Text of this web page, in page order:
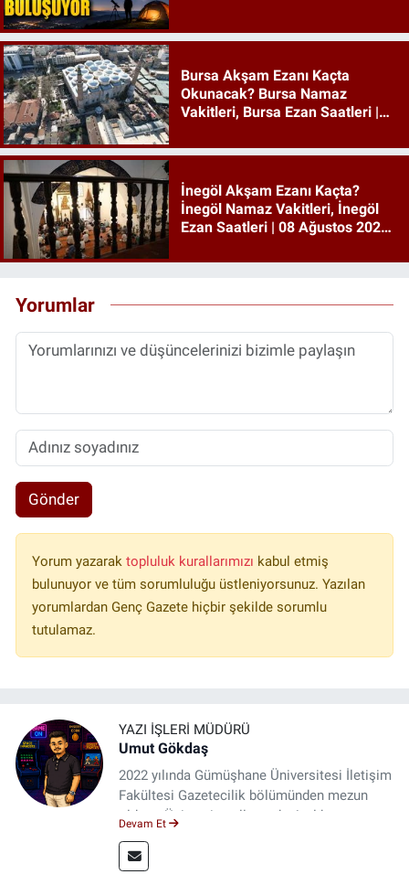
Bursa Akşam Ezanı Kaçta
Okunacak? Bursa Namaz
Vakitleri, Bursa Ezan Saatleri |
İnegöl Akşam Ezanı Kaçta?
İnegöl Namaz Vakitleri, İnegöl
Ezan Saatleri | 08 Ağustos 2026
Yorumlar
Gönder
Yorum yazarak topluluk kurallarımızı kabul etmiş
bulunuyor ve tüm sorumluluğu üstleniyorsunuz. Yazılan
yorumlardan Genç Gazete hiçbir şekilde sorumlu
tutulamaz.
YAZI İŞLERI MÜDÜRÜ
Umut Gökdaş
2022 yılında Gümüşhane Üniversitesi İletişim
Fakültesi Gazetecilik bölümünden mezun
oldum. Üniversite yıllarımda 4 yıl boyunca
saha deneyimi kazandım. 2023 yılından beri
Genç Gazete'de okurlarımıza haber
Devam Et